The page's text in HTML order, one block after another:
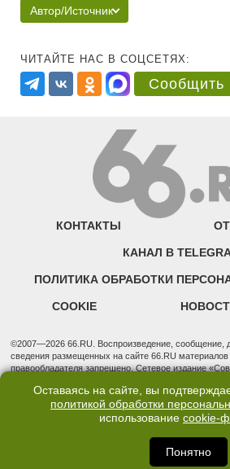
Автор/Источник
ЧИТАЙТЕ НАС В СОЦСЕТЯХ:
Сообщить
КОНТАКТЫ
КАНАЛ В
ПОЛИТИКА ОБРАБОТКИ
COOKIE
©2007—2026 66.RU. Воспроизведение, сообщение,
сведения размещенных на сайте 66.RU материалов
правообладателя запрещено. Сетевое издание
надзору в сфере связи, информационных
(Роскомнадзор). Регистрационный номер ЭЛ № ФС
Учредитель: Общество с ограниченной
3, оф. 7015 Фактический адрес редакции и отдела
обл., г. Екатеринбург, ул. Бориса Ельцина, д. 3, оф.
info@news.66.ru Главный редактор: Шлыков
Оставаясь на сайте, вы
политикой обработки
использование cookie-
Понятно